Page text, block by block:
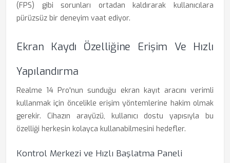
(FPS) gibi sorunları ortadan kaldırarak kullanıcılara
pürüzsüz bir deneyim vaat ediyor.
Ekran Kaydı Özelliğine Erişim Ve Hızlı
Yapılandırma
Realme 14 Pro'nun sunduğu ekran kayıt aracını verimli
kullanmak için öncelikle erişim yöntemlerine hakim olmak
gerekir. Cihazın arayüzü, kullanıcı dostu yapısıyla bu
özelliği herkesin kolayca kullanabilmesini hedefler.
Kontrol Merkezi ve Hızlı Başlatma Paneli